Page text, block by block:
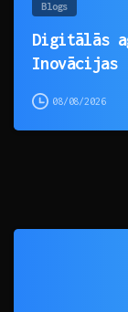
Blogs
Digitālās
Inovācijas
08/08/2026